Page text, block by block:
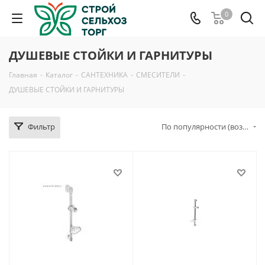
0
ДУШЕВЫЕ СТОЙКИ И ГАРНИТУРЫ
Главная - Каталог - САНТЕХНИКА - СМЕСИТЕЛИ -
ДУШЕВЫЕ СТОЙКИ И ГАРНИТУРЫ
Фильтр По популярности (возрастание)